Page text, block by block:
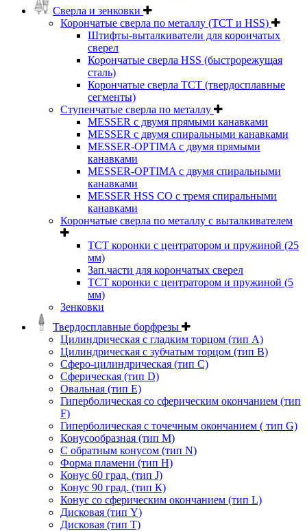
Сверла и зенковки
Корончатые сверла по металлу (TCT и HSS)
Штифты-выталкиватели для корончатых
сверел
Корончатые сверла HSS (быстрорежущая
сталь)
Корончатые сверла TCT (твердосплавные
сегменты)
Ступенчатые сверла по металлу
MESSER с двумя прямыми канавками
MESSER с двумя спиральными канавками
MESSER-OPTIMA с двумя прямыми
канавками
MESSER-OPTIMA с двумя спиральными
канавками
MESSER HSS CО с тремя спиральными
канавками
Корончатые сверла по металлу c выталкивателем
ТСТ коронки с центратором и пружиной (25
мм)
Зап.части для корончатых сверел
ТСТ коронки с центратором и пружиной (5
мм)
Зенковки
Твердосплавные борфрезы
Цилиндрическая с гладким торцом (тип А)
Цилиндрическая с зубчатым торцом (тип В)
Сферо-цилиндрическая (тип С)
Сферическая (тип D)
Овальная (тип Е)
Гиперболическая со сферическим окончанием (тип
F)
Гиперболическая с точечным окончанием ( тип G)
Конусообразная (тип М)
C обратным конусом (тип N)
Форма пламени (тип H)
Конус 60 град. (тип J)
Конус 90 град. (тип К)
Конус со сферическим окончанием (тип L)
Дисковая (тип Y)
Дисковая (тип Т)